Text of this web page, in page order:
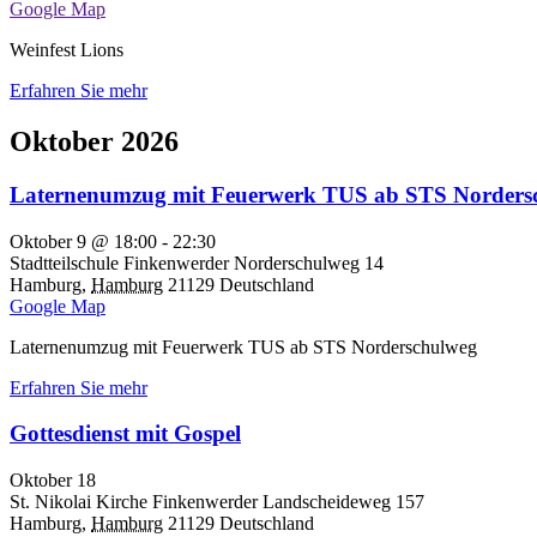
Google Map
Weinfest Lions
Erfahren Sie mehr
Oktober 2026
Laternenumzug mit Feuerwerk TUS ab STS
Oktober 9 @ 18:00 - 22:30
Stadtteilschule FinkenwerderNorderschulweg 14
Hamburg, Hamburg 21129 Deutschland
Google Map
Laternenumzug mit Feuerwerk TUS ab STS Norderschulweg
Erfahren Sie mehr
Gottesdienst mit Gospel
Oktober 18
St. Nikolai Kirche FinkenwerderLandscheideweg 157
Hamburg, Hamburg 21129 Deutschland